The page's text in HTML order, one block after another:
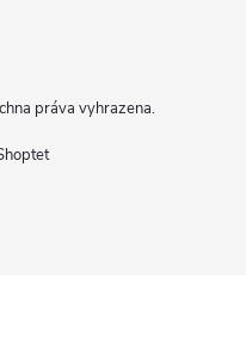
práva vyhrazena.